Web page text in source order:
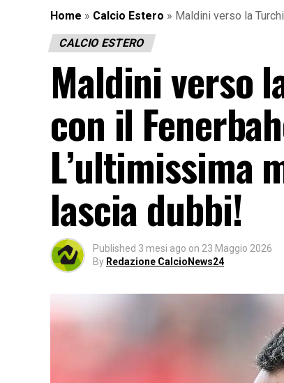
Home » Calcio Estero » Maldini verso la
CALCIO ESTERO
Maldini verso
con il
L’ultimissima
lascia dubbi!
Published 3 mesi ago on 23 Maggio 2026
By Redazione CalcioNews24